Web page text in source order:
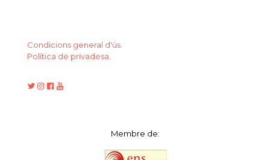
Condicions general d'ús.
Política de privadesa.
Membre de: